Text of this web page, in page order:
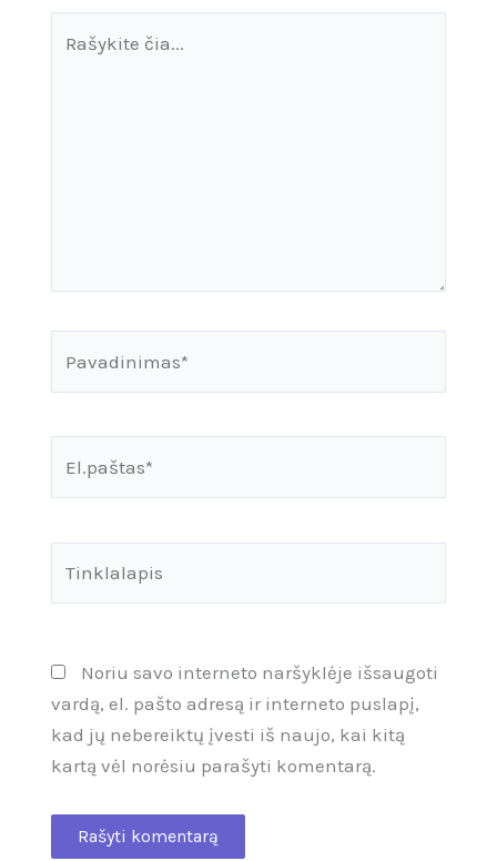
Noriu savo interneto naršyklėje išsaugoti
vardą, el. pašto adresą ir interneto puslapį,
kad jų nebereiktų įvesti iš naujo, kai kitą
kartą vėl norėsiu parašyti komentarą.